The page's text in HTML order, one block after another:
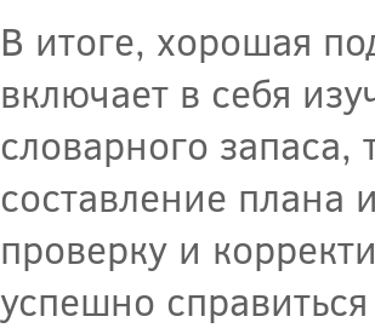
В итоге, хорошая
включает в себя
словарного
составление плана
проверку и
успешно